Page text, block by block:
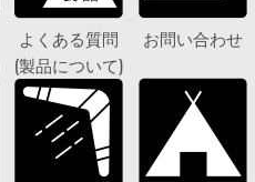
よくある質問
(製品について)
お問い合わせ